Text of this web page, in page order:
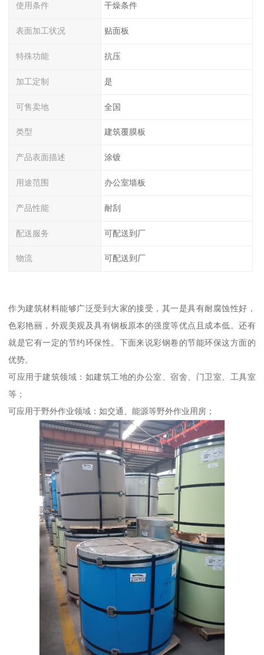
使用条件 干燥条件
表面加工状况 贴面板
特殊功能 抗压
加工定制 是
可售卖地 全国
类型 建筑覆膜板
产品表面描述 涂镀
用途范围 办公室墙板
产品性能 耐刮
配送服务 可配送到厂
物流 可配送到厂
作为建筑材料能够广泛受到大家的接受，其一是具有耐腐蚀性好，
色彩艳丽，外观美观及具有钢板原本的强度等优点且成本低。还有
就是它有一定的节约环保性。下面来说彩钢卷的节能环保这方面的
优势。
可应用于建筑领域：如建筑工地的办公室、宿舍、门卫室、工具室
等；
可应用于野外作业领域：如交通、能源等野外作业用房；